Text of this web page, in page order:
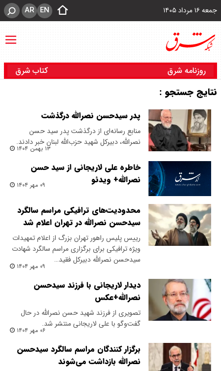
جمعه ۱۶ مرداد ۱۴۰۵ EN
AR
روزنامه شرق کتاب شرق
نتایج جستجو :
پدر سیدحسن نصرالله درگذشت
منابع رسانه‌ای از درگذشت پدر سید حسن
نصرالله، دبیرکل شهید حزب‌الله لبنان خبر دادند.
۱۳ بهمن ۱۴۰۴
خاطره علی لاریجانی از سید حسن
نصرالله+ ویدئو
۰۹ مهر ۱۴۰۴
محدودیت‌های ترافیکی مراسم سالگرد
سیدحسن نصرالله در تهران اعلام شد
​رییس پلیس راهور تهران بزرگ از اعلام تمهیدات
ویژه ترافیکی برای برگزاری مراسم سالگرد شهادت
سیدحسن نصرالله دبیرکل فقید…
۰۹ مهر ۱۴۰۴
دیدار لاریجانی با فرزند سیدحسن
نصرالله+عکس
تصویری از فرزند شهید حسن نصرالله در حال
گفت‌وگو با علی لاریجانی منتشر شد.
۰۶ مهر ۱۴۰۴
برگزار کنندگان مراسم سالگرد سیدحسن
نصرالله بازداشت می‌شوند